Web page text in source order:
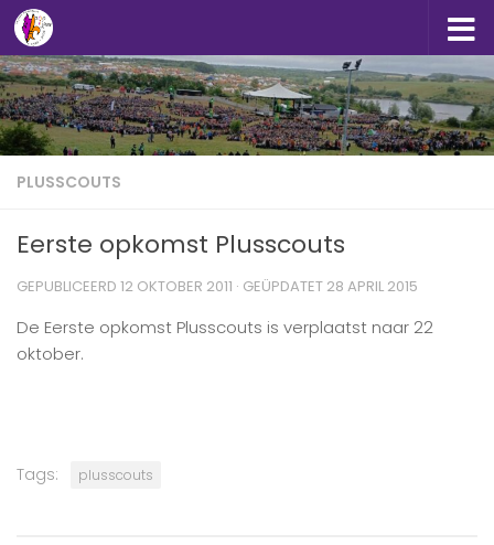
Doorgaan naar inhoud
PLUSSCOUTS
Eerste opkomst Plusscouts
GEPUBLICEERD 12 OKTOBER 2011 · GEÜPDATET 28 APRIL 2015
De Eerste opkomst Plusscouts is verplaatst naar 22
oktober.
Tags: plusscouts